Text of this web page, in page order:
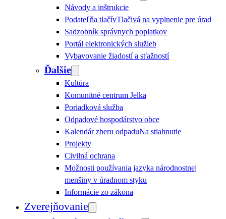
Návody a inštrukcie
Podateľňa tlačívTlačivá na vyplnenie pre úrad
Sadzobník správnych poplatkov
Portál elektronických služieb
Vybavovanie žiadostí a sťažností
Ďalšie
Kultúra
Komunitné centrum Jelka
Poriadková služba
Odpadové hospodárstvo obce
Kalendár zberu odpaduNa stiahnutie
Projekty
Civilná ochrana
Možnosti používania jazyka národnostnej
menšiny v úradnom styku
Informácie zo zákona
Zverejňovanie